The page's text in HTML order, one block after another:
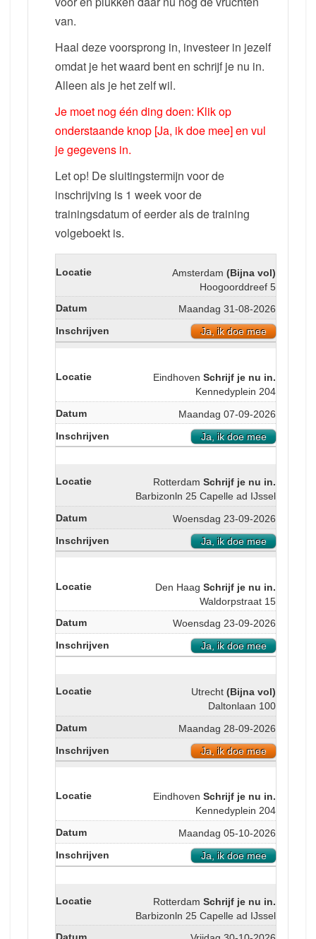
van.
Haal deze voorsprong in, investeer in jezelf
omdat je het waard bent en schrijf je nu in.
Alleen als je het zelf wil.
Je moet nog één ding doen: Klik op
onderstaande knop [Ja, ik doe mee] en vul
je gegevens in.
Let op! De sluitingstermijn voor de
inschrijving is 1 week voor de
trainingsdatum of eerder als de training
volgeboekt is.
Amsterdam (Bijna vol)
Hoogoorddreef 5
Maandag 31-08-2026
Ja, ik doe mee
Eindhoven Schrijf je nu in.
Kennedyplein 204
Maandag 07-09-2026
Ja, ik doe mee
Rotterdam Schrijf je nu in.
Barbizonln 25 Capelle ad IJssel
Woensdag 23-09-2026
Ja, ik doe mee
Den Haag Schrijf je nu in.
Waldorpstraat 15
Woensdag 23-09-2026
Ja, ik doe mee
Utrecht (Bijna vol)
Daltonlaan 100
Maandag 28-09-2026
Ja, ik doe mee
Eindhoven Schrijf je nu in.
Kennedyplein 204
Maandag 05-10-2026
Ja, ik doe mee
Rotterdam Schrijf je nu in.
Barbizonln 25 Capelle ad IJssel